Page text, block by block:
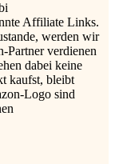
Affiliate Links.
werden wir
Partner verdienen
dabei keine
kaufst, bleibt
Logo sind